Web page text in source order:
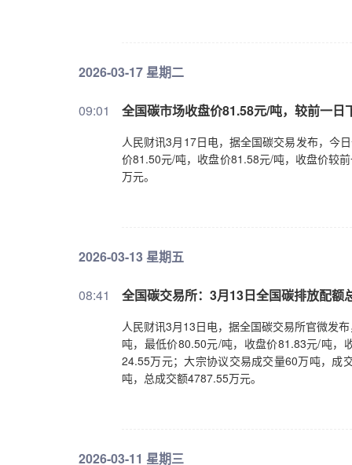
2026-03-17 星期二
09:01 全国碳市场收盘价81.58元/吨，较前一日
人民财讯3月17日电，据全国碳交易发布，今
价81.50元/吨，收盘价81.58元/吨，收盘价较
万元。
2026-03-13 星期五
08:41 全国碳交易所：3月13日全国碳排放配
人民财讯3月13日电，据全国碳交易所官微发
吨，最低价80.50元/吨，收盘价81.83元/吨，
24.55万元；大宗协议交易成交量60万吨，成
吨，总成交额4787.55万元。
2026-03-11 星期三